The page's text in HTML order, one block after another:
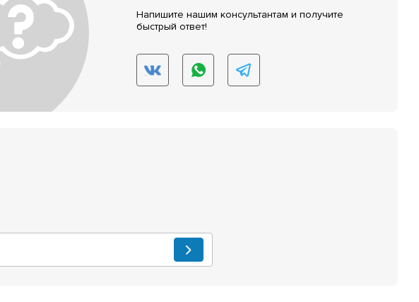
Напишите нашим консультантам и получите
быстрый ответ!